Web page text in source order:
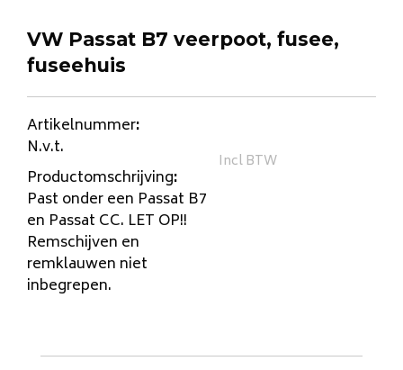
VW Passat B7 veerpoot, fusee,
fuseehuis
Artikelnummer:
N.v.t.
Productomschrijving:
Past onder een Passat B7
en Passat CC. LET OP!!
Remschijven en
remklauwen niet
inbegrepen.
Incl BTW